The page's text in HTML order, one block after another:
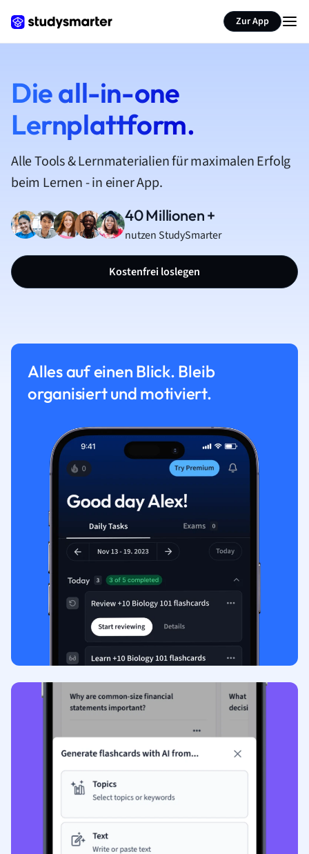
Zur App
Die all-in-one
Lernplattform.
Alle Tools & Lernmaterialien für maximalen Erfolg
beim Lernen - in einer App.
40 Millionen +
nutzen StudySmarter
Kostenfrei loslegen
Alles auf einen Blick. Bleib
organisiert und motiviert.